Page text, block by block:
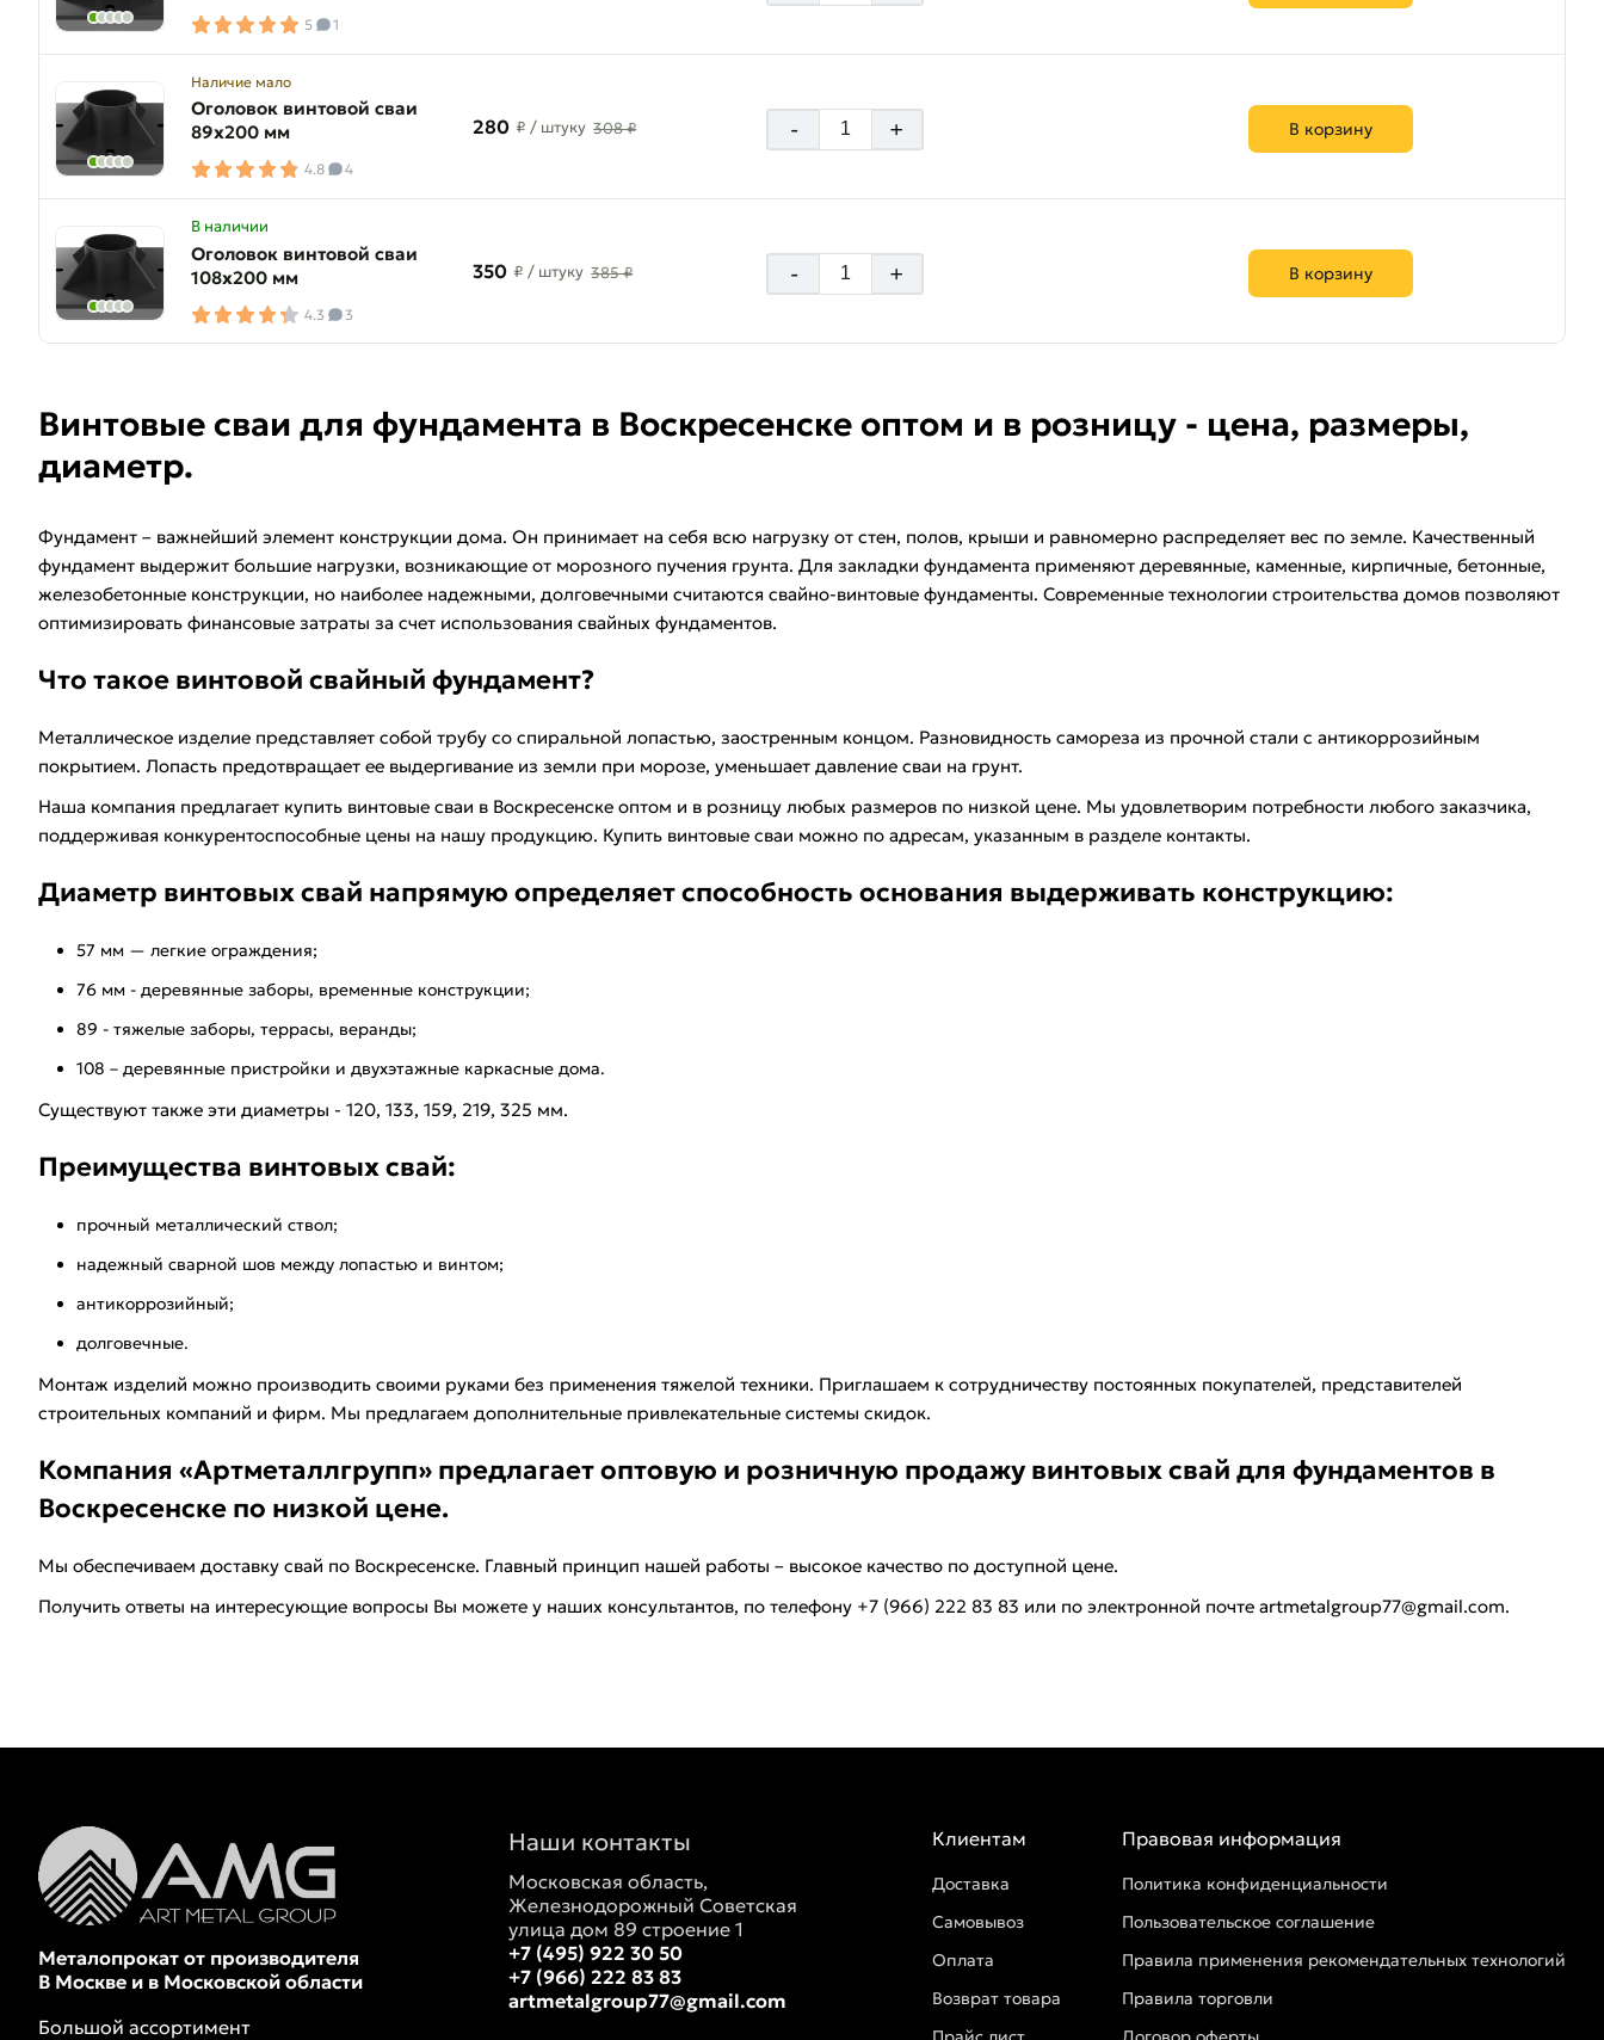
5 1
Наличие мало
Оголовок винтовой сваи
89х200 мм
4.8 4
280 ₽ / штуку 308 ₽ - + В корзину
В наличии
Оголовок винтовой сваи
108х200 мм
4.3 3
350 ₽ / штуку 385 ₽ - + В корзину
Винтовые сваи для фундамента в Воскресенске оптом и в розницу - цена, размеры,
диаметр.
Фундамент – важнейший элемент конструкции дома. Он принимает на себя всю нагрузку от стен, полов, крыши и равномерно распределяет вес по земле. Качественный
фундамент выдержит большие нагрузки, возникающие от морозного пучения грунта. Для закладки фундамента применяют деревянные, каменные, кирпичные, бетонные,
железобетонные конструкции, но наиболее надежными, долговечными считаются свайно-винтовые фундаменты. Современные технологии строительства домов позволяют
оптимизировать финансовые затраты за счет использования свайных фундаментов.
Что такое винтовой свайный фундамент?
Металлическое изделие представляет собой трубу со спиральной лопастью, заостренным концом. Разновидность самореза из прочной стали с антикоррозийным
покрытием. Лопасть предотвращает ее выдергивание из земли при морозе, уменьшает давление сваи на грунт.
Наша компания предлагает купить винтовые сваи в Воскресенске оптом и в розницу любых размеров по низкой цене. Мы удовлетворим потребности любого заказчика,
поддерживая конкурентоспособные цены на нашу продукцию. Купить винтовые сваи можно по адресам, указанным в разделе контакты.
Диаметр винтовых свай напрямую определяет способность основания выдерживать конструкцию:
57 мм — легкие ограждения;
76 мм - деревянные заборы, временные конструкции;
89 - тяжелые заборы, террасы, веранды;
108 – деревянные пристройки и двухэтажные каркасные дома.
Существуют также эти диаметры - 120, 133, 159, 219, 325 мм.
Преимущества винтовых свай:
прочный металлический ствол;
надежный сварной шов между лопастью и винтом;
антикоррозийный;
долговечные.
Монтаж изделий можно производить своими руками без применения тяжелой техники. Приглашаем к сотрудничеству постоянных покупателей, представителей
строительных компаний и фирм. Мы предлагаем дополнительные привлекательные системы скидок.
Компания «Артметаллгрупп» предлагает оптовую и розничную продажу винтовых свай для фундаментов в
Воскресенске по низкой цене.
Мы обеспечиваем доставку свай по Воскресенске. Главный принцип нашей работы – высокое качество по доступной цене.
Получить ответы на интересующие вопросы Вы можете у наших консультантов, по телефону +7 (966) 222 83 83 или по электронной почте artmetalgroup77@gmail.com.
Металопрокат от производителя
В Москве и в Московской области
Большой ассортимент
Наши контакты
Московская область,
Железнодорожный Советская
улица дом 89 строение 1
+7 (495) 922 30 50
+7 (966) 222 83 83
artmetalgroup77@gmail.com
Клиентам
Доставка
Самовывоз
Оплата
Возврат товара
Правовая информация
Политика конфиденциальности
Пользовательское соглашение
Правила применения рекомендательных технологий
Правила торговли